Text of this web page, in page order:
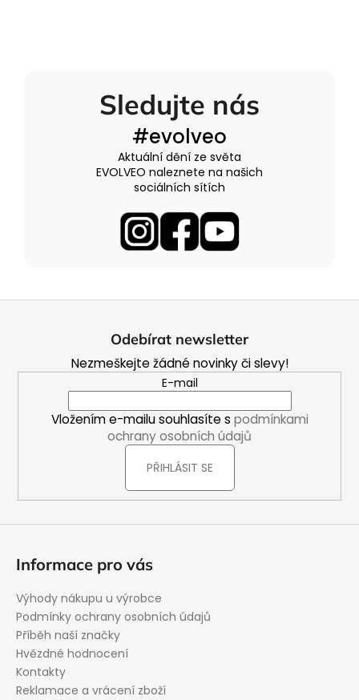
Sledujte nás
#evolveo
Aktuální dění ze světa
EVOLVEO naleznete na našich
sociálních sítích
Odebírat newsletter
Nezmeškejte žádné novinky či slevy!
E-mail
Vložením e-mailu souhlasíte s podmínkami
ochrany osobních údajů
PŘIHLÁSIT SE
Informace pro vás
Výhody nákupu u výrobce
Podmínky ochrany osobních údajů
Příběh naší značky
Hvězdné hodnocení
Kontakty
Reklamace a vrácení zboží